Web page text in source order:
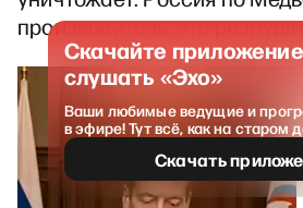
производитель, это
Скачайте
слушать «Эхо»
Ваши любимые ведущие и
в эфире! Тут всё, как на старом
Скачать